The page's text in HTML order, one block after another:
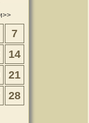
7
14
21
28